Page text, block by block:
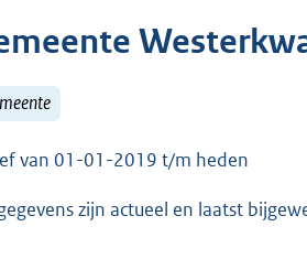
van 01-01-2019 t/m heden
zijn actueel en laatst